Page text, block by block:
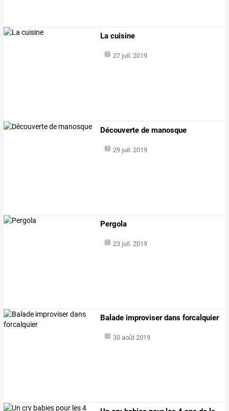
La cuisine
27 juil. 2019
Découverte de manosque
29 juil. 2019
Pergola
23 juil. 2019
Balade improviser dans forcalquier
30 août 2019